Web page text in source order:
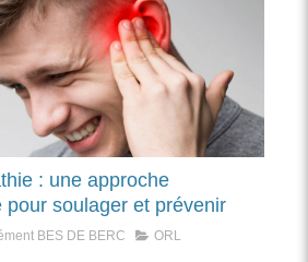
: une approche
pour soulager et prévenir
BES DE BERC ORL